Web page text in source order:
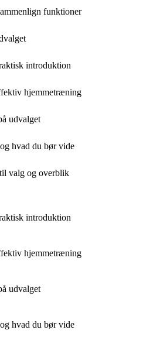
funktioner
introduktion
hjemmetræning
udvalget
hvad du bør vide
valg og overblik
introduktion
hjemmetræning
udvalget
hvad du bør vide